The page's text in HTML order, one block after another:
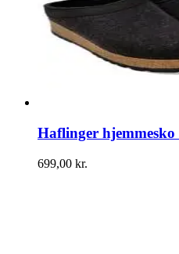
Haflinger
699,00 kr.